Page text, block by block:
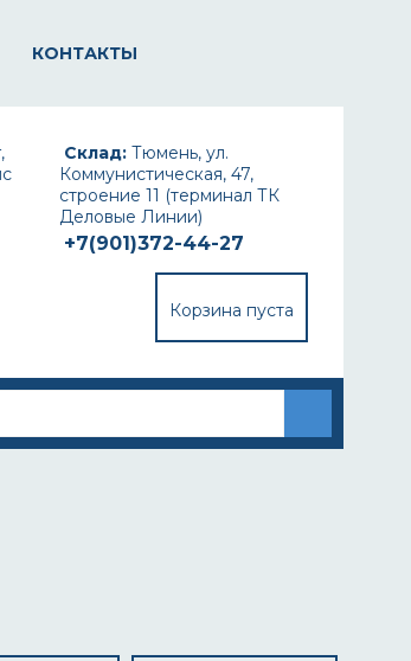
КОНТАКТЫ
Склад: Тюмень, ул.
Коммунистическая, 47,
строение 11 (терминал ТК
Деловые Линии)
+7(901)372-44-27
Корзина пуста